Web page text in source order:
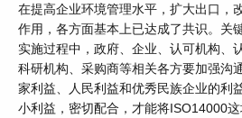
在提高企业环境管理水平，扩大出口，
作用，各方面基本上已达成了共识。关
实施过程中，政府、企业、认可机构、
科研机构、采购商等相关各方要加强沟
家利益、人民利益和优秀民族企业的利
小利益，密切配合，才能将ISO14000